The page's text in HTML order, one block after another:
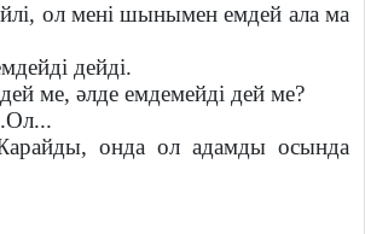
ол мені шынымен емдей ала ма
дейді.
ме, әлде емдемейді дей ме?
онда ол адамды осында